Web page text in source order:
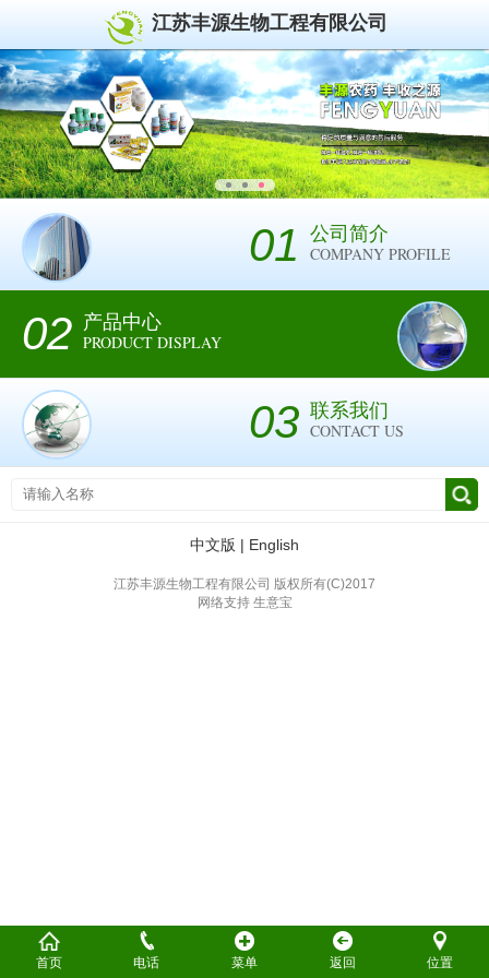
江苏丰源生物工程有限公司
01 公司简介
COMPANY PROFILE
02 产品中心
PRODUCT DISPLAY
03 联系我们
CONTACT US
中文版 | English
江苏丰源生物工程有限公司 版权所有(C)2017
网络支持生意宝
首页 电话 菜单 返回 位置